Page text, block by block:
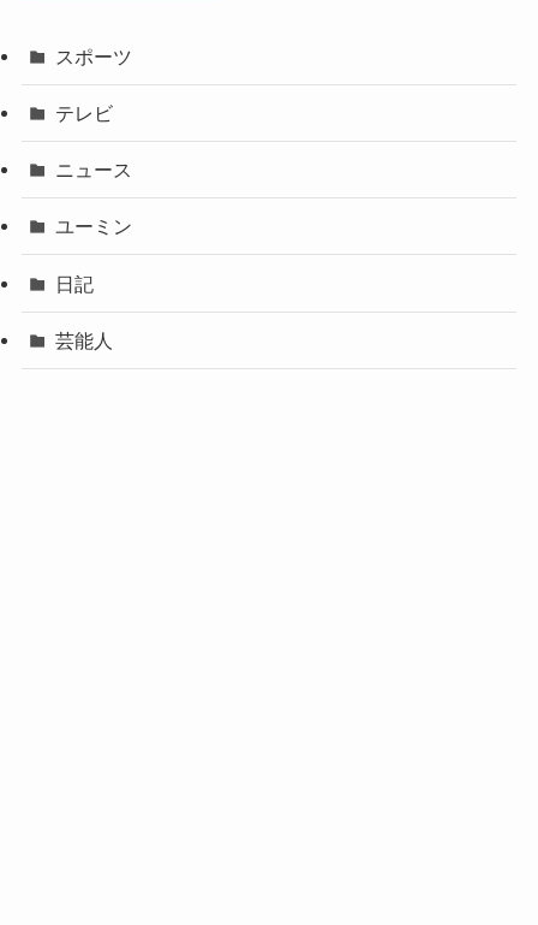
スポーツ
テレビ
ニュース
ユーミン
日記
芸能人